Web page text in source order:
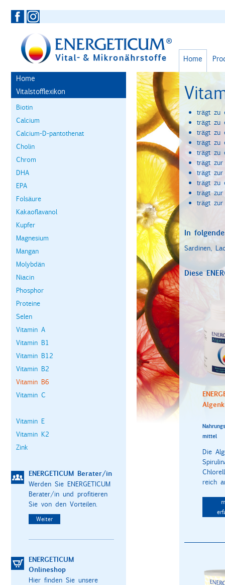
Home
Home
Vitalstofflexikon
Biotin
Calcium
Calcium-D-pantothenat
Cholin
Chrom
DHA
EPA
Folsäure
Kakaoflavanol
Kupfer
Magnesium
Mangan
Molybdän
Niacin
Phosphor
Proteine
Selen
Vitamin A
Vitamin B1
Vitamin B12
Vitamin B2
Vitamin B6
Vitamin C
Vitamin E
Vitamin K2
Zink
ENERGETICUM Berater/in
Werden Sie ENERGETICUM
Berater/in und profitieren
Sie von den Vorteilen.
Weiter
ENERGETICUM
Onlineshop
Hier finden Sie unsere
trägt zu
trägt zu
trägt zu
trägt zu
trägt zu
trägt zur
trägt zur
trägt zu
trägt zur
trägt zur
In
Sardinen,
Diese
mittel
Die
reich